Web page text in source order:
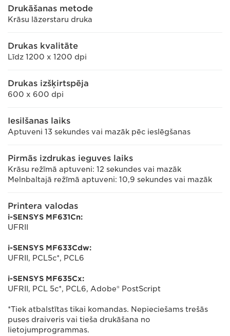
Drukāšanas metode
Krāsu lāzerstaru druka
Drukas kvalitāte
Līdz 1200 x 1200 dpi
Drukas izšķirtspēja
600 x 600 dpi
Iesilšanas laiks
Aptuveni 13 sekundes vai mazāk pēc ieslēgšanas
Pirmās izdrukas ieguves laiks
Krāsu režīmā aptuveni: 12 sekundes vai mazāk
Melnbaltajā režīmā aptuveni: 10,9 sekundes vai mazāk
Printera valodas
i-SENSYS MF631Cn:
UFRII
i-SENSYS MF633Cdw:
UFRII, PCL5c*, PCL6
i-SENSYS MF635Cx:
UFRII, PCL 5c*, PCL6, Adobe® PostScript
*Tiek atbalstītas tikai komandas. Nepieciešams trešās
puses draiveris vai tieša drukāšana no
lietojumprogrammas.